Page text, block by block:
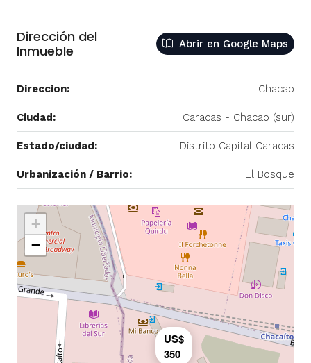
Dirección del
Inmueble
Abrir en Google Maps
Direccion: Chacao
Ciudad: Caracas - Chacao (sur)
Estado/ciudad: Distrito Capital Caracas
Urbanización / Barrio: El Bosque
US$
350
+
−